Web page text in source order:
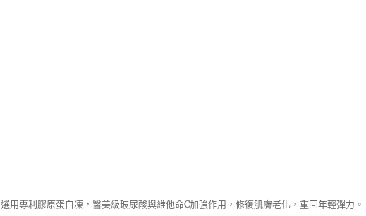
選用專利膠原蛋白凍，醫美級玻尿酸與維他命C加強作用，修復肌膚老化，重回年輕彈力。